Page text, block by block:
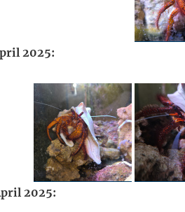
2025:
2025: